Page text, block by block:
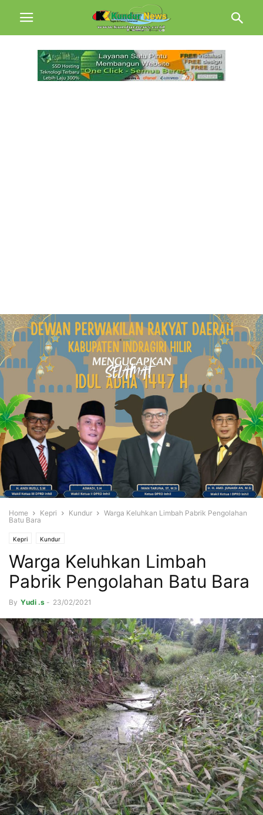
Home Kepri Kundur
Warga Keluhkan Limbah Pabrik Pengolahan
Batu Bara
Kepri Kundur
Warga Keluhkan Limbah
Pabrik Pengolahan Batu Bara
By Yudi .s - 23/02/2021